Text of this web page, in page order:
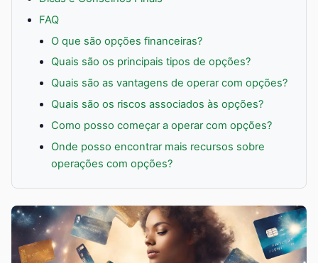
FAQ
O que são opções financeiras?
Quais são os principais tipos de opções?
Quais são as vantagens de operar com opções?
Quais são os riscos associados às opções?
Como posso começar a operar com opções?
Onde posso encontrar mais recursos sobre
operações com opções?